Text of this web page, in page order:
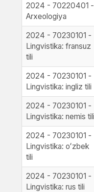
2024 - 70220401 -
Arxeologiya
2024 - 70230101 -
Lingvistika: fransuz
tili
2024 - 70230101 -
Lingvistika: ingliz tili
2024 - 70230101 -
Lingvistika: nemis tili
2024 - 70230101 -
Lingvistika: oʻzbek
tili
2024 - 70230101 -
Lingvistika: rus tili